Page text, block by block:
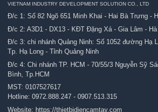
VIETNAM INDUSTRY DEVELOPMENT SOLUTION CO., LTD
Đ/c 1: Số 82 Ngõ 651 Minh Khai - Hai Bà Trưng -
Đ/c 2: A3D1 - DX13 - KĐT Đặng Xá - Gia Lâm - Hà
Đ/c 3: chi nhánh Quảng Ninh: Số 1052 đường Hạ
Tp. Hạ Long - Tỉnh Quảng Ninh
Đ/c 4: Chi nhánh TP. HCM - 70/55/3 Nguyễn Sỹ
Bình, Tp.HCM
MST: 0107527617
Hotline: 0972.888.247 - 0907.513.315
Website: https://thietbidiencamtay.com